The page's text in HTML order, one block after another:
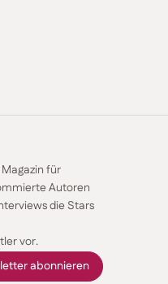
Über die im
klingt sein
Piano. „Ich
Moog-
für ein Stück besser
ist ja auch das
das Ergebnis
ab als davon,
für
Autoren
die Stars
vor.